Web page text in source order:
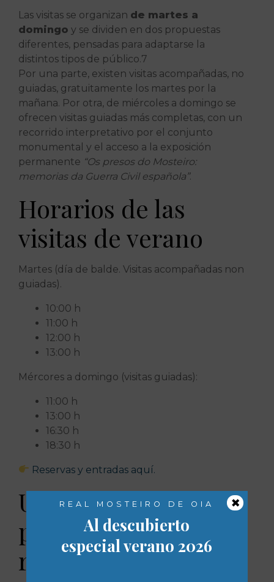
Las visitas se organizan de martes a
domingo y se dividen en dos propuestas
diferentes, pensadas para adaptarse la
distintos tipos de público.7
Por una parte, existen visitas acompañadas, no
guiadas, gratuitamente los martes por la
mañana. Por otra, de miércoles a domingo se
ofrecen visitas guiadas más completas, con un
recorrido interpretativo por el conjunto
monumental y el acceso a la exposición
permanente “Os presos do Mosteiro:
memorias da Guerra Civil española”.
Horarios de las
visitas de verano
Martes (día de balde. Visitas acompañadas non
guiadas).
10:00 h
11:00 h
12:00 h
13:00 h
Mércores a domingo (visitas guiadas):
11:00 h
13:00 h
16:30 h
18:30 h
Reservas y entradas aquí.
Un mosteiro en
proceso de
recuperación
REAL MOSTEIRO DE OIA
Al descubierto
especial verano 2026
×